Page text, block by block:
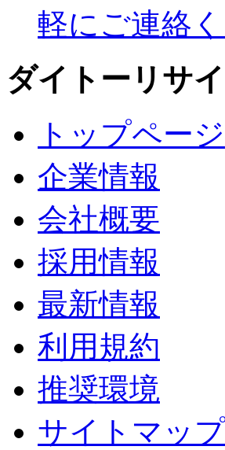
軽にご連絡く
ダイトーリサ
トップページ
企業情報
会社概要
採用情報
最新情報
利用規約
推奨環境
サイトマップ